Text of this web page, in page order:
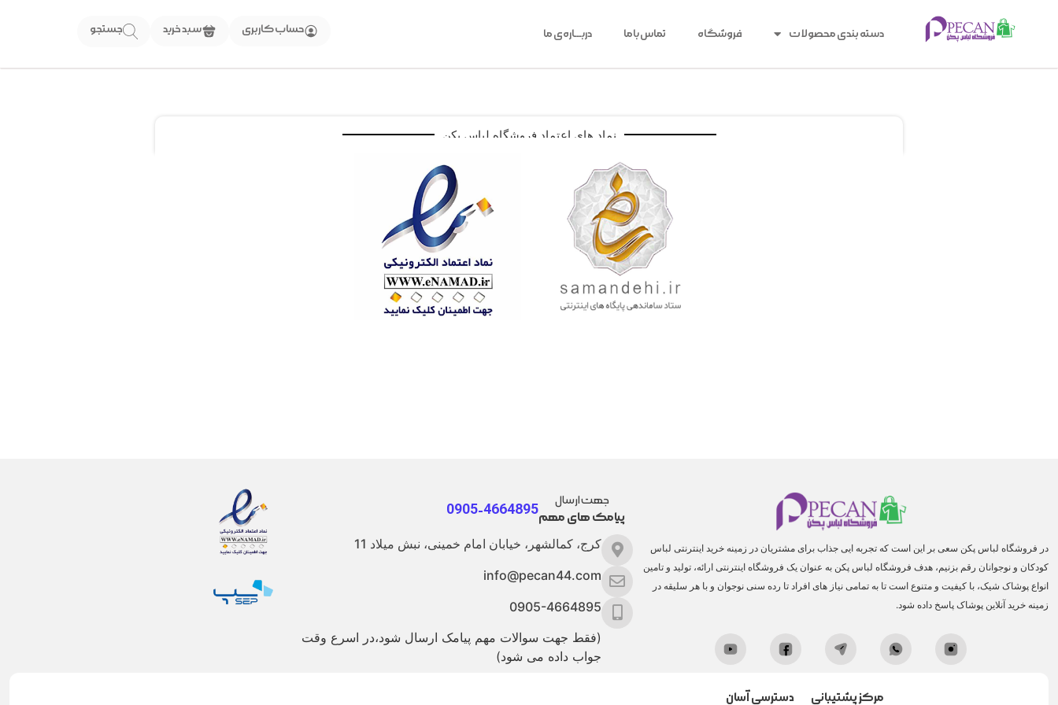
دسته بندی محصولات فروشگاه تماس باما دربـــاره‌ی ما حساب کاربری سبد خرید جستجو
نماد های اعتماد فروشگاه لباس پکن
در فروشگاه لباس پکن سعی بر این است که تجربه ایی جذاب برای مشتریان در زمینه خرید اینترنتی لباس
کودکان و نوجوانان رقم بزنیم، هدف فروشگاه لباس پکن به عنوان یک فروشگاه اینترنتی ارائه، تولید و تامین
انواع پوشاک شیک، با کیفیت و متنوع است تا به تمامی نیاز های افراد تا رده سنی نوجوان و با هر سلیقه در
زمینه خرید آنلاین پوشاک پاسخ داده شود.
جهت ارسال
پیامک های مهم0905-4664895
کرج، کمالشهر، خیابان امام خمینی، نبش میلاد 11
info@pecan44.com
0905-4664895
(فقط جهت سوالات مهم پیامک ارسال شود،در اسرع وقت
جواب داده می شود)
مرکز پشتیبانی دسترسی آسان